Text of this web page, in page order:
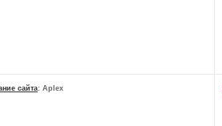
сайта: Aplex